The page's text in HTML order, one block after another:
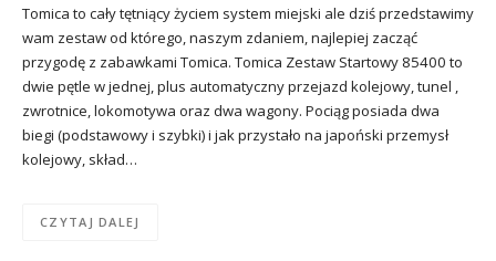
Tomica to cały tętniący życiem system miejski ale dziś przedstawimy
wam zestaw od którego, naszym zdaniem, najlepiej zacząć
przygodę z zabawkami Tomica. Tomica Zestaw Startowy 85400 to
dwie pętle w jednej, plus automatyczny przejazd kolejowy, tunel ,
zwrotnice, lokomotywa oraz dwa wagony. Pociąg posiada dwa
biegi (podstawowy i szybki) i jak przystało na japoński przemysł
kolejowy, skład…
CZYTAJ DALEJ